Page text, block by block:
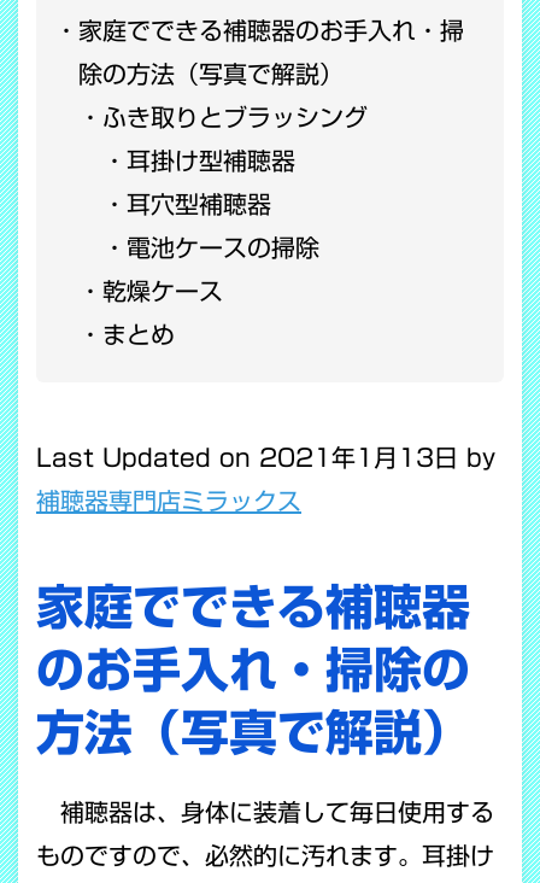
家庭でできる補聴器のお手入れ・掃
除の方法（写真で解説）
ふき取りとブラッシング
耳掛け型補聴器
耳穴型補聴器
電池ケースの掃除
乾燥ケース
まとめ
Last Updated on 2021年1月13日 by
補聴器専門店ミラックス
家庭でできる補聴器
のお手入れ・掃除の
方法（写真で解説）
補聴器は、身体に装着して毎日使用する
ものですので、必然的に汚れます。耳掛け